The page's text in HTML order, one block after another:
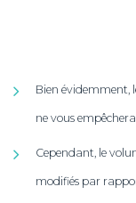
Bien
ne vous
Cependant, le
modifiés par